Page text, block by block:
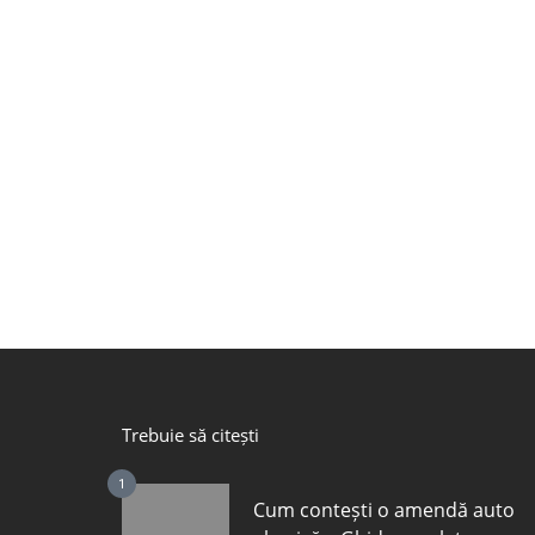
Trebuie să citești
1
Cum contești o amendă auto